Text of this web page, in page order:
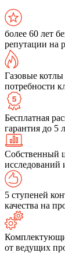
более 60 лет
репутации на
Газовые
потребности
Бесплатная
гарантия до 5
Собственный
исследований
5 ступеней
качества на
от ведущих